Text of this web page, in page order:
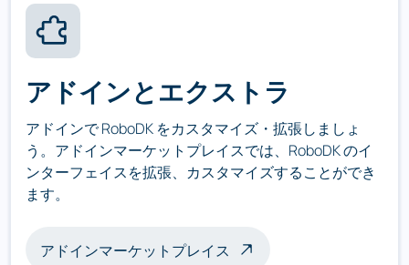
アドインとエクストラ
アドインで RoboDK をカスタマイズ・拡張しましょ
う。アドインマーケットプレイスでは、RoboDK のイ
ンターフェイスを拡張、カスタマイズすることができ
ます。
アドインマーケットプレイス